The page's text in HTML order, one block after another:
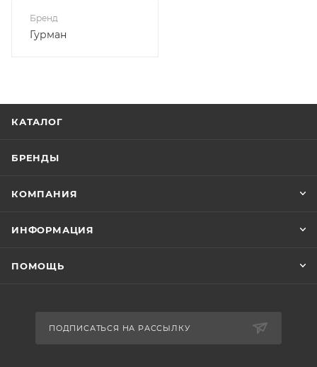
Бренд
Гурман
КАТАЛОГ
БРЕНДЫ
КОМПАНИЯ
ИНФОРМАЦИЯ
ПОМОЩЬ
ПОДПИСАТЬСЯ НА РАССЫЛКУ